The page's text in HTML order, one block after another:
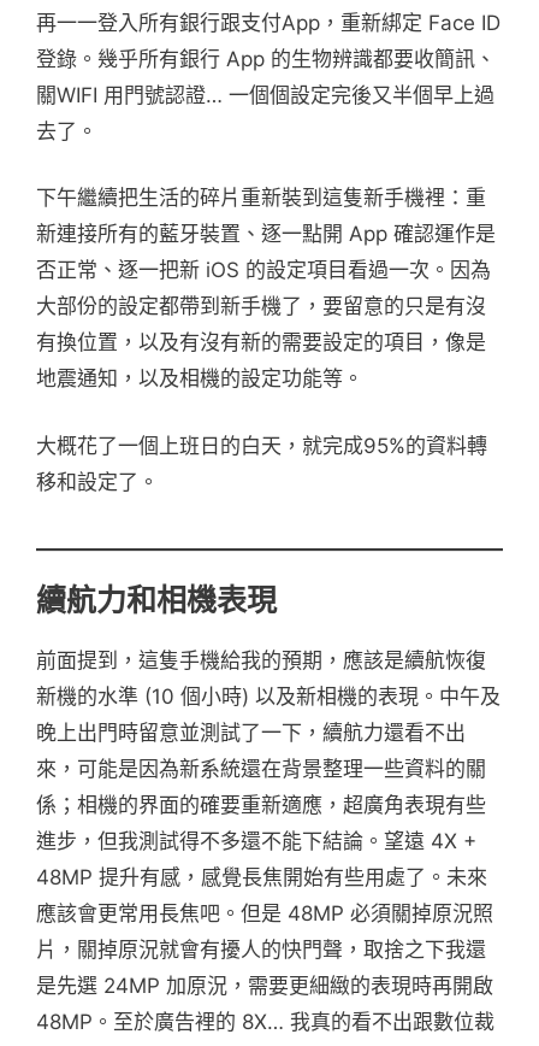
再一一登入所有銀行跟支付App，重新綁定 Face ID
登錄。幾乎所有銀行 App 的生物辨識都要收簡訊、
關WIFI 用門號認證… 一個個設定完後又半個早上過
去了。
下午繼續把生活的碎片重新裝到這隻新手機裡：重
新連接所有的藍牙裝置、逐一點開 App 確認運作是
否正常、逐一把新 iOS 的設定項目看過一次。因為
大部份的設定都帶到新手機了，要留意的只是有沒
有換位置，以及有沒有新的需要設定的項目，像是
地震通知，以及相機的設定功能等。
大概花了一個上班日的白天，就完成95%的資料轉
移和設定了。
續航力和相機表現
前面提到，這隻手機給我的預期，應該是續航恢復
新機的水準 (10 個小時) 以及新相機的表現。中午及
晚上出門時留意並測試了一下，續航力還看不出
來，可能是因為新系統還在背景整理一些資料的關
係；相機的界面的確要重新適應，超廣角表現有些
進步，但我測試得不多還不能下結論。望遠 4X +
48MP 提升有感，感覺長焦開始有些用處了。未來
應該會更常用長焦吧。但是 48MP 必須關掉原況照
片，關掉原況就會有擾人的快門聲，取捨之下我還
是先選 24MP 加原況，需要更細緻的表現時再開啟
48MP。至於廣告裡的 8X… 我真的看不出跟數位裁